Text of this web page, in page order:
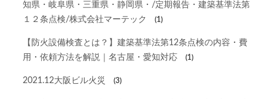
知県・岐阜県・三重県・静岡県・/定期報告・建築基準法第
１２条点検/株式会社マーテック
(1)
【防火設備検査とは？】建築基準法第12条点検の内容・費
用・依頼方法を解説｜名古屋・愛知対応
(1)
2021.12大阪ビル火災 (3)